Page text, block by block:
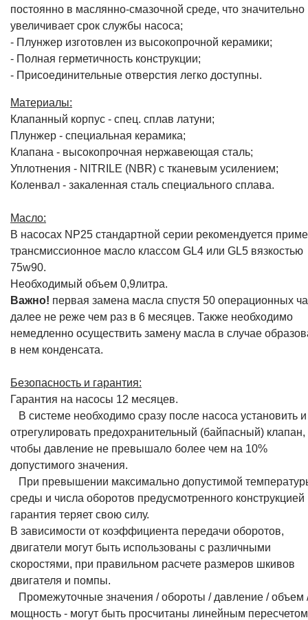
постоянно в маслянно-смазочной среде, что значительно
увеличивает срок службы насоса;
- Плунжер изготовлен из высокопрочной керамики;
- Полная герметичность конструкции;
- Присоединительные отверстия легко доступны.
Материалы:
Клапанный корпус - спец. cплав латуни;
Плунжер - специальная керамика;
Клапана - высокопрочная нержавеющая сталь;
Уплотнения - NITRILE (NBR) с тканевым усилением;
Коленвал - закаленная сталь специального сплава.
Масло:
В насосах NP25 стандартной серии рекомендуется
трансмиссионное масло классом GL4 или GL5 вязкостью
75w90.
Необходимый объем 0,9литра.
Важно! первая замена масла спустя 50 операционных
далее не реже чем раз в 6 месяцев. Также необходимо
немедленно осуществить замену масла в случае
в нем конденсата.
Безопасность и гарантия:
Гарантия на насосы 12 месяцев.
В системе необходимо сразу после насоса установить и
отрегулировать предохранительный (байпасный) клапан,
чтобы давление не превышало более чем на 10%
допустимого значения.
При превышении максимально допустимой
среды и числа оборотов предусмотренного конструкцией
гарантия теряет свою силу.
В зависимости от коэффициента передачи оборотов,
двигатели могут быть использованы с различными
скоростями, при правильном расчете размеров шкивов
двигателя и помпы.
Промежуточные значения / обороты / давление / объем
мощность - могут быть просчитаны линейным